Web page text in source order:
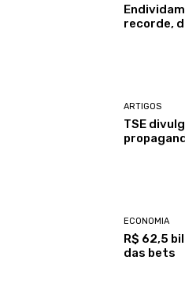
recorde,
ARTIGOS
TSE
ECONOMIA
R$ 62,5
das bets